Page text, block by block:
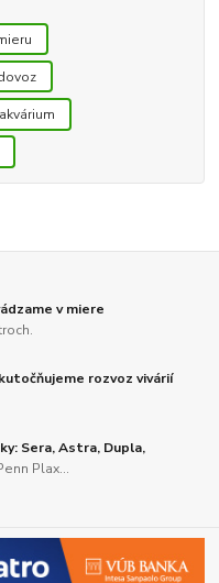
v miere
rozvoz vivárií
Sera, Astra, Dupla,
Plax...